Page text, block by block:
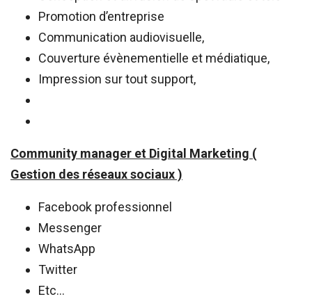
Promotion d’entreprise
Communication audiovisuelle,
Couverture évènementielle et médiatique,
Impression sur tout support,
Community manager et Digital Marketing (
Gestion des réseaux sociaux )
Facebook professionnel
Messenger
WhatsApp
Twitter
Etc…